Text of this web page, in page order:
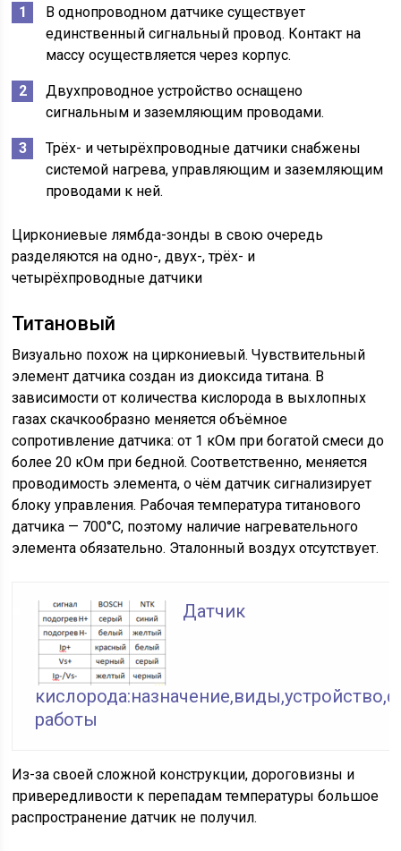
В однопроводном датчике существует
единственный сигнальный провод. Контакт на
массу осуществляется через корпус.
Двухпроводное устройство оснащено
сигнальным и заземляющим проводами.
Трёх- и четырёхпроводные датчики снабжены
системой нагрева, управляющим и заземляющим
проводами к ней.
Циркониевые лямбда-зонды в свою очередь
разделяются на одно-, двух-, трёх- и
четырёхпроводные датчики
Титановый
Визуально похож на циркониевый. Чувствительный
элемент датчика создан из диоксида титана. В
зависимости от количества кислорода в выхлопных
газах скачкообразно меняется объёмное
сопротивление датчика: от 1 кОм при богатой смеси до
более 20 кОм при бедной. Соответственно, меняется
проводимость элемента, о чём датчик сигнализирует
блоку управления. Рабочая температура титанового
датчика — 700°C, поэтому наличие нагревательного
элемента обязательно. Эталонный воздух отсутствует.
Датчик
работы
Из-за своей сложной конструкции, дороговизны и
привередливости к перепадам температуры большое
распространение датчик не получил.